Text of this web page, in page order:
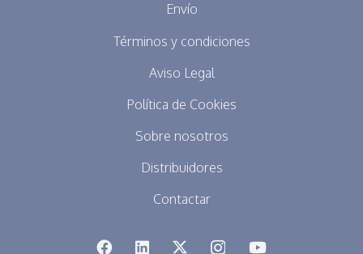
Envío
Términos y condiciones
Aviso Legal
Política de Cookies
Sobre nosotros
Distribuidores
Contactar